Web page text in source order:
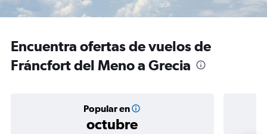
Encuentra ofertas de vuelos de
Fráncfort del Meno a Grecia
Popular en
octubre